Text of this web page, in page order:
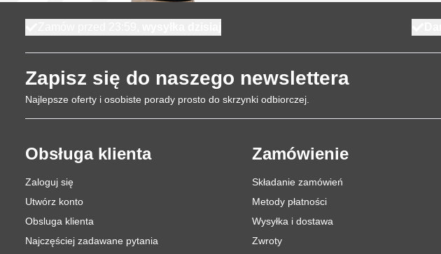
Zapisz się do naszego newslettera
Najlepsze oferty i osobiste porady prosto do skrzynki odbiorczej.
Obsługa klienta
Zaloguj się
Utwórz konto
Obsluga klienta
Najczęściej zadawane pytania
Zamówienie
Składanie zamówień
Metody płatności
Wysyłka i dostawa
Zwroty